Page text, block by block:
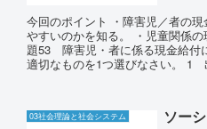
今回のポイント ・障害児／者の
やすいのかを知る。 ・児童関係
題53 障害児・者に係る現金給付
適切なものを1つ選びなさい。 1
03社会理論と社会システム
ソー